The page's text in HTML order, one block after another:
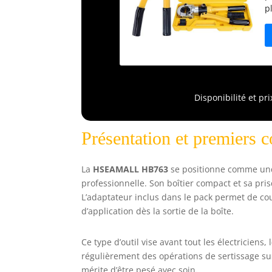
Disponibilité et
Présentation et premiers
La HSEAMALL HB763 se positionne comme
professionnelle. Son boîtier compact et sa
L’adaptateur inclus dans le pack permet de
d’application dès la sortie de la boîte.
Ce type d’outil vise avant tout les
régulièrement des opérations de sertissage